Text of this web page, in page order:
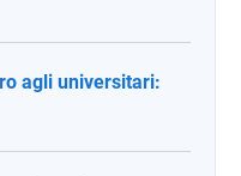
agli universitari: